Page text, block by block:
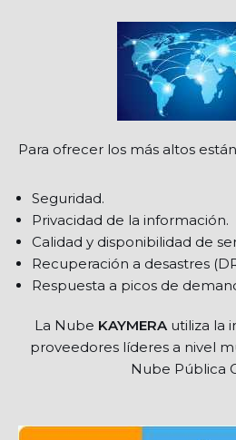
Para ofrecer los más altos
Seguridad.
Privacidad de la información.
Calidad y disponibilidad de
Recuperación a desastres
Respuesta a picos de
La Nube KAYMERAutiliza la
proveedores líderes a nivel
Nube Pública